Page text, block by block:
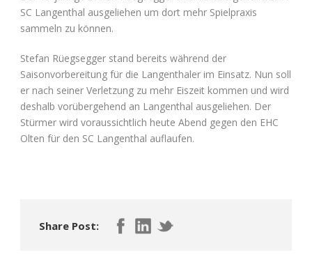
SC Langenthal ausgeliehen um dort mehr Spielpraxis
sammeln zu können.
Stefan Rüegsegger stand bereits während der
Saisonvorbereitung für die Langenthaler im Einsatz. Nun soll
er nach seiner Verletzung zu mehr Eiszeit kommen und wird
deshalb vorübergehend an Langenthal ausgeliehen. Der
Stürmer wird voraussichtlich heute Abend gegen den EHC
Olten für den SC Langenthal auflaufen.
Share Post: